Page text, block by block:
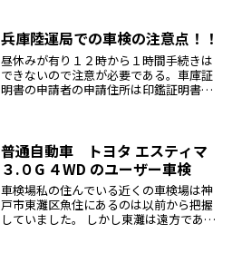
任せられない。ブレーキに違和感がある
か聞いたらない。車検後に...
兵庫陸運局での車検の注意点！！
昼休みが有り１２時から１時間手続きは
できないので注意が必要である。車庫証
明書の申請者の申請住所は印鑑証明書の
日数がかかった。公務員...
普通自動車 トヨタ エスティマ
３.０G ４WD のユーザー車検
車検場私の住んでいる近くの車検場は神
戸市東灘区魚住にあるのは以前から把握
していました。 しかし東灘は遠方である